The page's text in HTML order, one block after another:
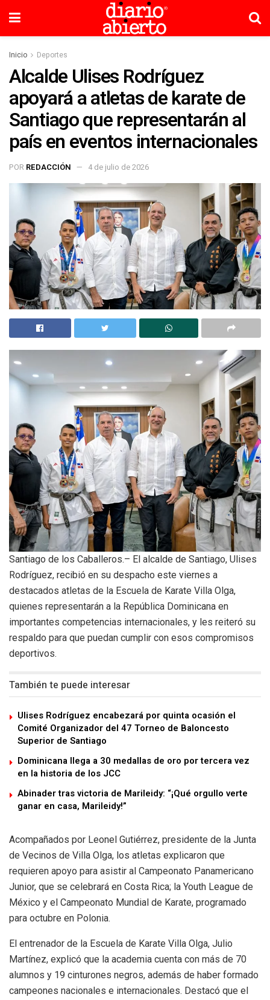
Inicio Deportes
Alcalde Ulises Rodríguez
apoyará a atletas de karate de
Santiago que representarán al
país en eventos internacionales
POR REDACCIÓN 4 de julio de 2026
Santiago de los Caballeros.– El alcalde de Santiago, Ulises
Rodríguez, recibió en su despacho este viernes a
destacados atletas de la Escuela de Karate Villa Olga,
quienes representarán a la República Dominicana en
importantes competencias internacionales, y les reiteró su
respaldo para que puedan cumplir con esos compromisos
deportivos.
También te puede interesar
Ulises Rodríguez encabezará por quinta ocasión el
Comité Organizador del 47 Torneo de Baloncesto
Superior de Santiago
Dominicana llega a 30 medallas de oro por tercera vez
en la historia de los JCC
Abinader tras victoria de Marileidy: “¡Qué orgullo verte
ganar en casa, Marileidy!”
Acompañados por Leonel Gutiérrez, presidente de la Junta
de Vecinos de Villa Olga, los atletas explicaron que
requieren apoyo para asistir al Campeonato Panamericano
Junior, que se celebrará en Costa Rica; la Youth League de
México y el Campeonato Mundial de Karate, programado
para octubre en Polonia.
El entrenador de la Escuela de Karate Villa Olga, Julio
Martínez, explicó que la academia cuenta con más de 70
alumnos y 19 cinturones negros, además de haber formado
campeones nacionales e internacionales. Destacó que el